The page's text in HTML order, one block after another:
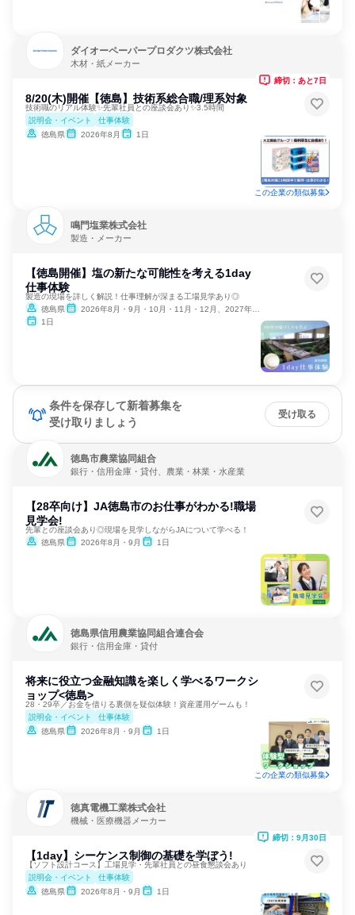
ダイオーペーパープロダクツ株式会社
木材・紙メーカー
8/20(木)開催【徳島】技術系総合職/理系対象
技術職のリアル体験✨先輩社員との座談会あり✨3.5時間
説明会・イベント
仕事体験
徳島県
2026年8月 1日
締切：あと7日
この企業の類似募集
鳴門塩業株式会社
製造・メーカー
【徳島開催】塩の新たな可能性を考える1day
仕事体験
製造の現場を詳しく解説！仕事理解が深まる工場見学あり◎
徳島県
2026年8月・9月・10月・11月・12月、2027年1月・2月
1日
条件を保存して新着募集を
受け取りましょう
受け取る
徳島市農業協同組合
銀行・信用金庫・貸付、農業・林業・水産業
【28卒向け】JA徳島市のお仕事がわかる!職場
見学会!
先輩との座談会あり◎現場を見学しながらJAについて学べる！
徳島県
2026年8月・9月 1日
徳島県信用農業協同組合連合会
銀行・信用金庫・貸付
将来に役立つ金融知識を楽しく学べるワークシ
ョップ<徳島>
28・29卒／お金を借りる裏側を疑似体験！資産運用ゲームも！
説明会・イベント
仕事体験
徳島県
2026年8月・9月 1日
この企業の類似募集
徳真電機工業株式会社
機械・医療機器メーカー
【1day】シーケンス制御の基礎を学ぼう!
【ソフト設計コース】工場見学・先輩社員との昼食懇談会あり
説明会・イベント
仕事体験
徳島県
2026年8月・9月 1日
締切：9月30日